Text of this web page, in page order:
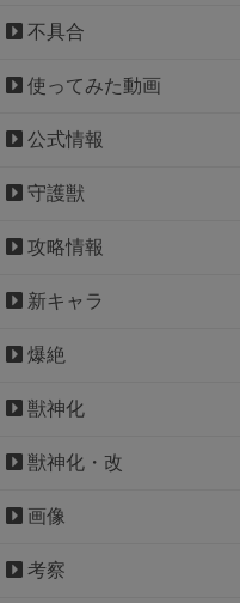
不具合
使ってみた動画
公式情報
守護獣
攻略情報
新キャラ
爆絶
獣神化
獣神化・改
画像
考察